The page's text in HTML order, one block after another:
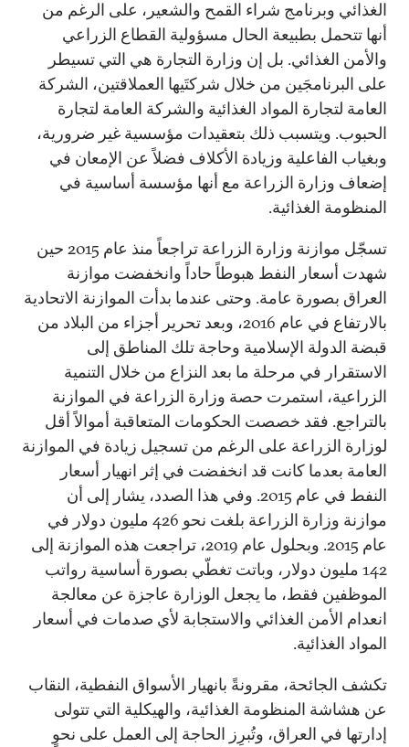
الغذائي وبرنامج شراء القمح والشعير، على الرغم من
أنها تتحمل بطبيعة الحال مسؤولية القطاع الزراعي
والأمن الغذائي. بل إن وزارة التجارة هي التي تسيطر
على البرنامجَين من خلال شركتَيها العملاقتين، الشركة
العامة لتجارة المواد الغذائية والشركة العامة لتجارة
الحبوب. ويتسبب ذلك بتعقيدات مؤسسية غير ضرورية،
وبغياب الفاعلية وزيادة الأكلاف فضلاً عن الإمعان في
إضعاف وزارة الزراعة مع أنها مؤسسة أساسية في
المنظومة الغذائية.
تسجّل موازنة وزارة الزراعة تراجعاً منذ عام 2015 حين
شهدت أسعار النفط هبوطاً حاداً وانخفضت موازنة
العراق بصورة عامة. وحتى عندما بدأت الموازنة الاتحادية
بالارتفاع في عام 2016، وبعد تحرير أجزاء من البلاد من
قبضة الدولة الإسلامية وحاجة تلك المناطق إلى
الاستقرار في مرحلة ما بعد النزاع من خلال التنمية
الزراعية، استمرت حصة وزارة الزراعة في الموازنة
بالتراجع. فقد خصصت الحكومات المتعاقبة أموالاً أقل
لوزارة الزراعة على الرغم من تسجيل زيادة في الموازنة
العامة بعدما كانت قد انخفضت في إثر انهيار أسعار
النفط في عام 2015. وفي هذا الصدد، يشار إلى أن
موازنة وزارة الزراعة بلغت نحو 426 مليون دولار في
عام 2015. وبحلول عام 2019، تراجعت هذه الموازنة إلى
142 مليون دولار، وباتت تغطّي بصورة أساسية رواتب
الموظفين فقط، ما يجعل الوزارة عاجزة عن معالجة
انعدام الأمن الغذائي والاستجابة لأي صدمات في أسعار
المواد الغذائية.
تكشف الجائحة، مقرونةً بانهيار الأسواق النفطية، النقاب
عن هشاشة المنظومة الغذائية، والهيكلية التي تتولى
إدارتها في العراق، وتُبرِز الحاجة إلى العمل على نحوٍ